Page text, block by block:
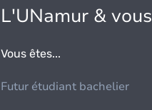
L'UNamur & vous
Vous êtes...
Futur étudiant bachelier